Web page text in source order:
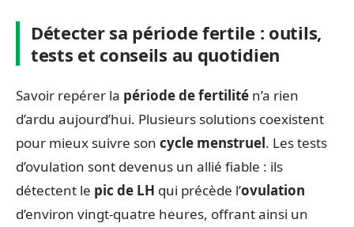
Détecter sa période fertile : outils,
tests et conseils au quotidien
Savoir repérer la période de fertilité n’a rien
d’ardu aujourd’hui. Plusieurs solutions coexistent
pour mieux suivre son cycle menstruel. Les tests
d’ovulation sont devenus un allié fiable : ils
détectent le pic de LH qui précède l’ovulation
d’environ vingt-quatre heures, offrant ainsi un